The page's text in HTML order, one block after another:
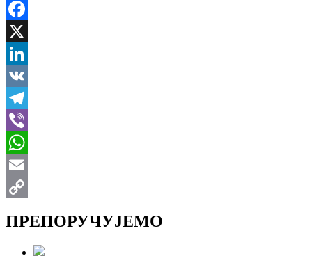
Facebook
X
LinkedIn
VK
Telegram
Viber
WhatsApp
Email
ПРЕПОРУЧУЈЕМО